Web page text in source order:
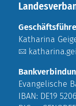
Katharina
Evangelische
IBAN: DE19